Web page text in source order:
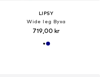
LIPSY
Wide leg Byxa
719,00 kr